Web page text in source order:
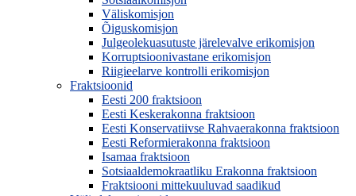
Väliskomisjon
Õiguskomisjon
Julgeolekuasutuste järelevalve erikomisjon
Korruptsioonivastane erikomisjon
Riigieelarve kontrolli erikomisjon
Fraktsioonid
Eesti 200 fraktsioon
Eesti Keskerakonna fraktsioon
Eesti Konservatiivse Rahvaerakonna fraktsioon
Eesti Reformierakonna fraktsioon
Isamaa fraktsioon
Sotsiaaldemokraatliku Erakonna fraktsioon
Fraktsiooni mittekuuluvad saadikud